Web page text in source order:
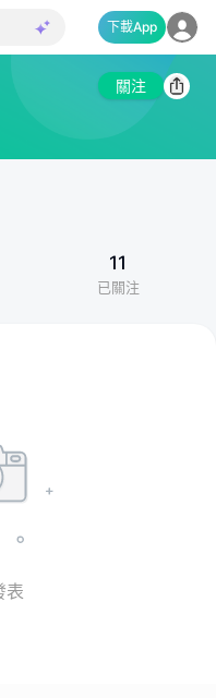
下載App
關注
11
已關注
表